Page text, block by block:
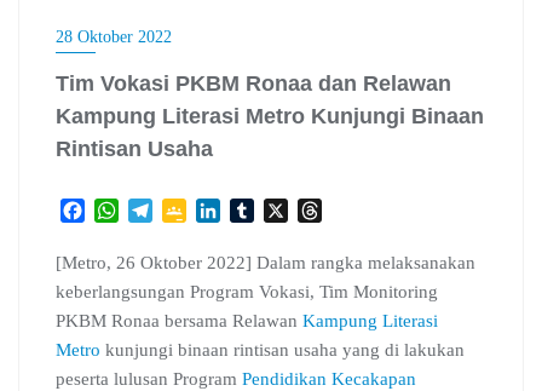
28 Oktober 2022
Tim Vokasi PKBM Ronaa dan Relawan
Kampung Literasi Metro Kunjungi Binaan
Rintisan Usaha
c
o
o
k
W
a
s
A
p
p
l
g
r
a
m
G
o
g
e
C
l
n
e
d
I
n
m
b
r
X
r
e
d
s
[Metro, 26 Oktober 2022] Dalam rangka melaksanakan
keberlangsungan Program Vokasi, Tim Monitoring
PKBM Ronaa bersama Relawan Kampung Literasi
Metro kunjungi binaan rintisan usaha yang di lakukan
peserta lulusan Program Pendidikan Kecakapan